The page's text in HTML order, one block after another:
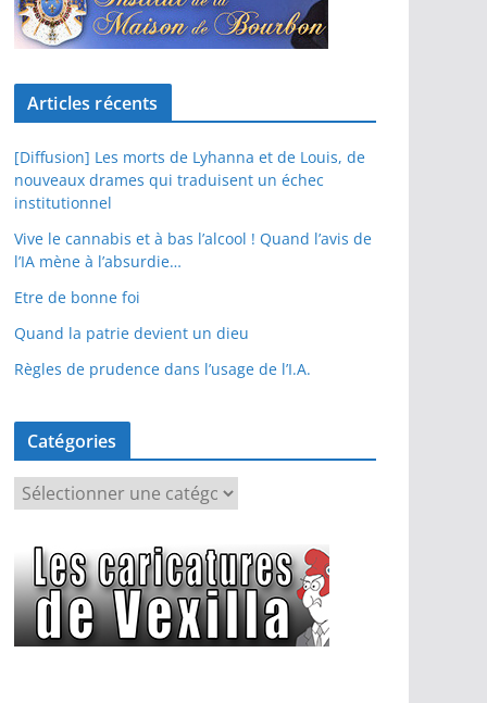
Articles récents
[Diffusion] Les morts de Lyhanna et de Louis, de
nouveaux drames qui traduisent un échec
institutionnel
Vive le cannabis et à bas l’alcool ! Quand l’avis de
l’IA mène à l’absurdie…
Etre de bonne foi
Quand la patrie devient un dieu
Règles de prudence dans l’usage de l’I.A.
Catégories
é
g
o
r